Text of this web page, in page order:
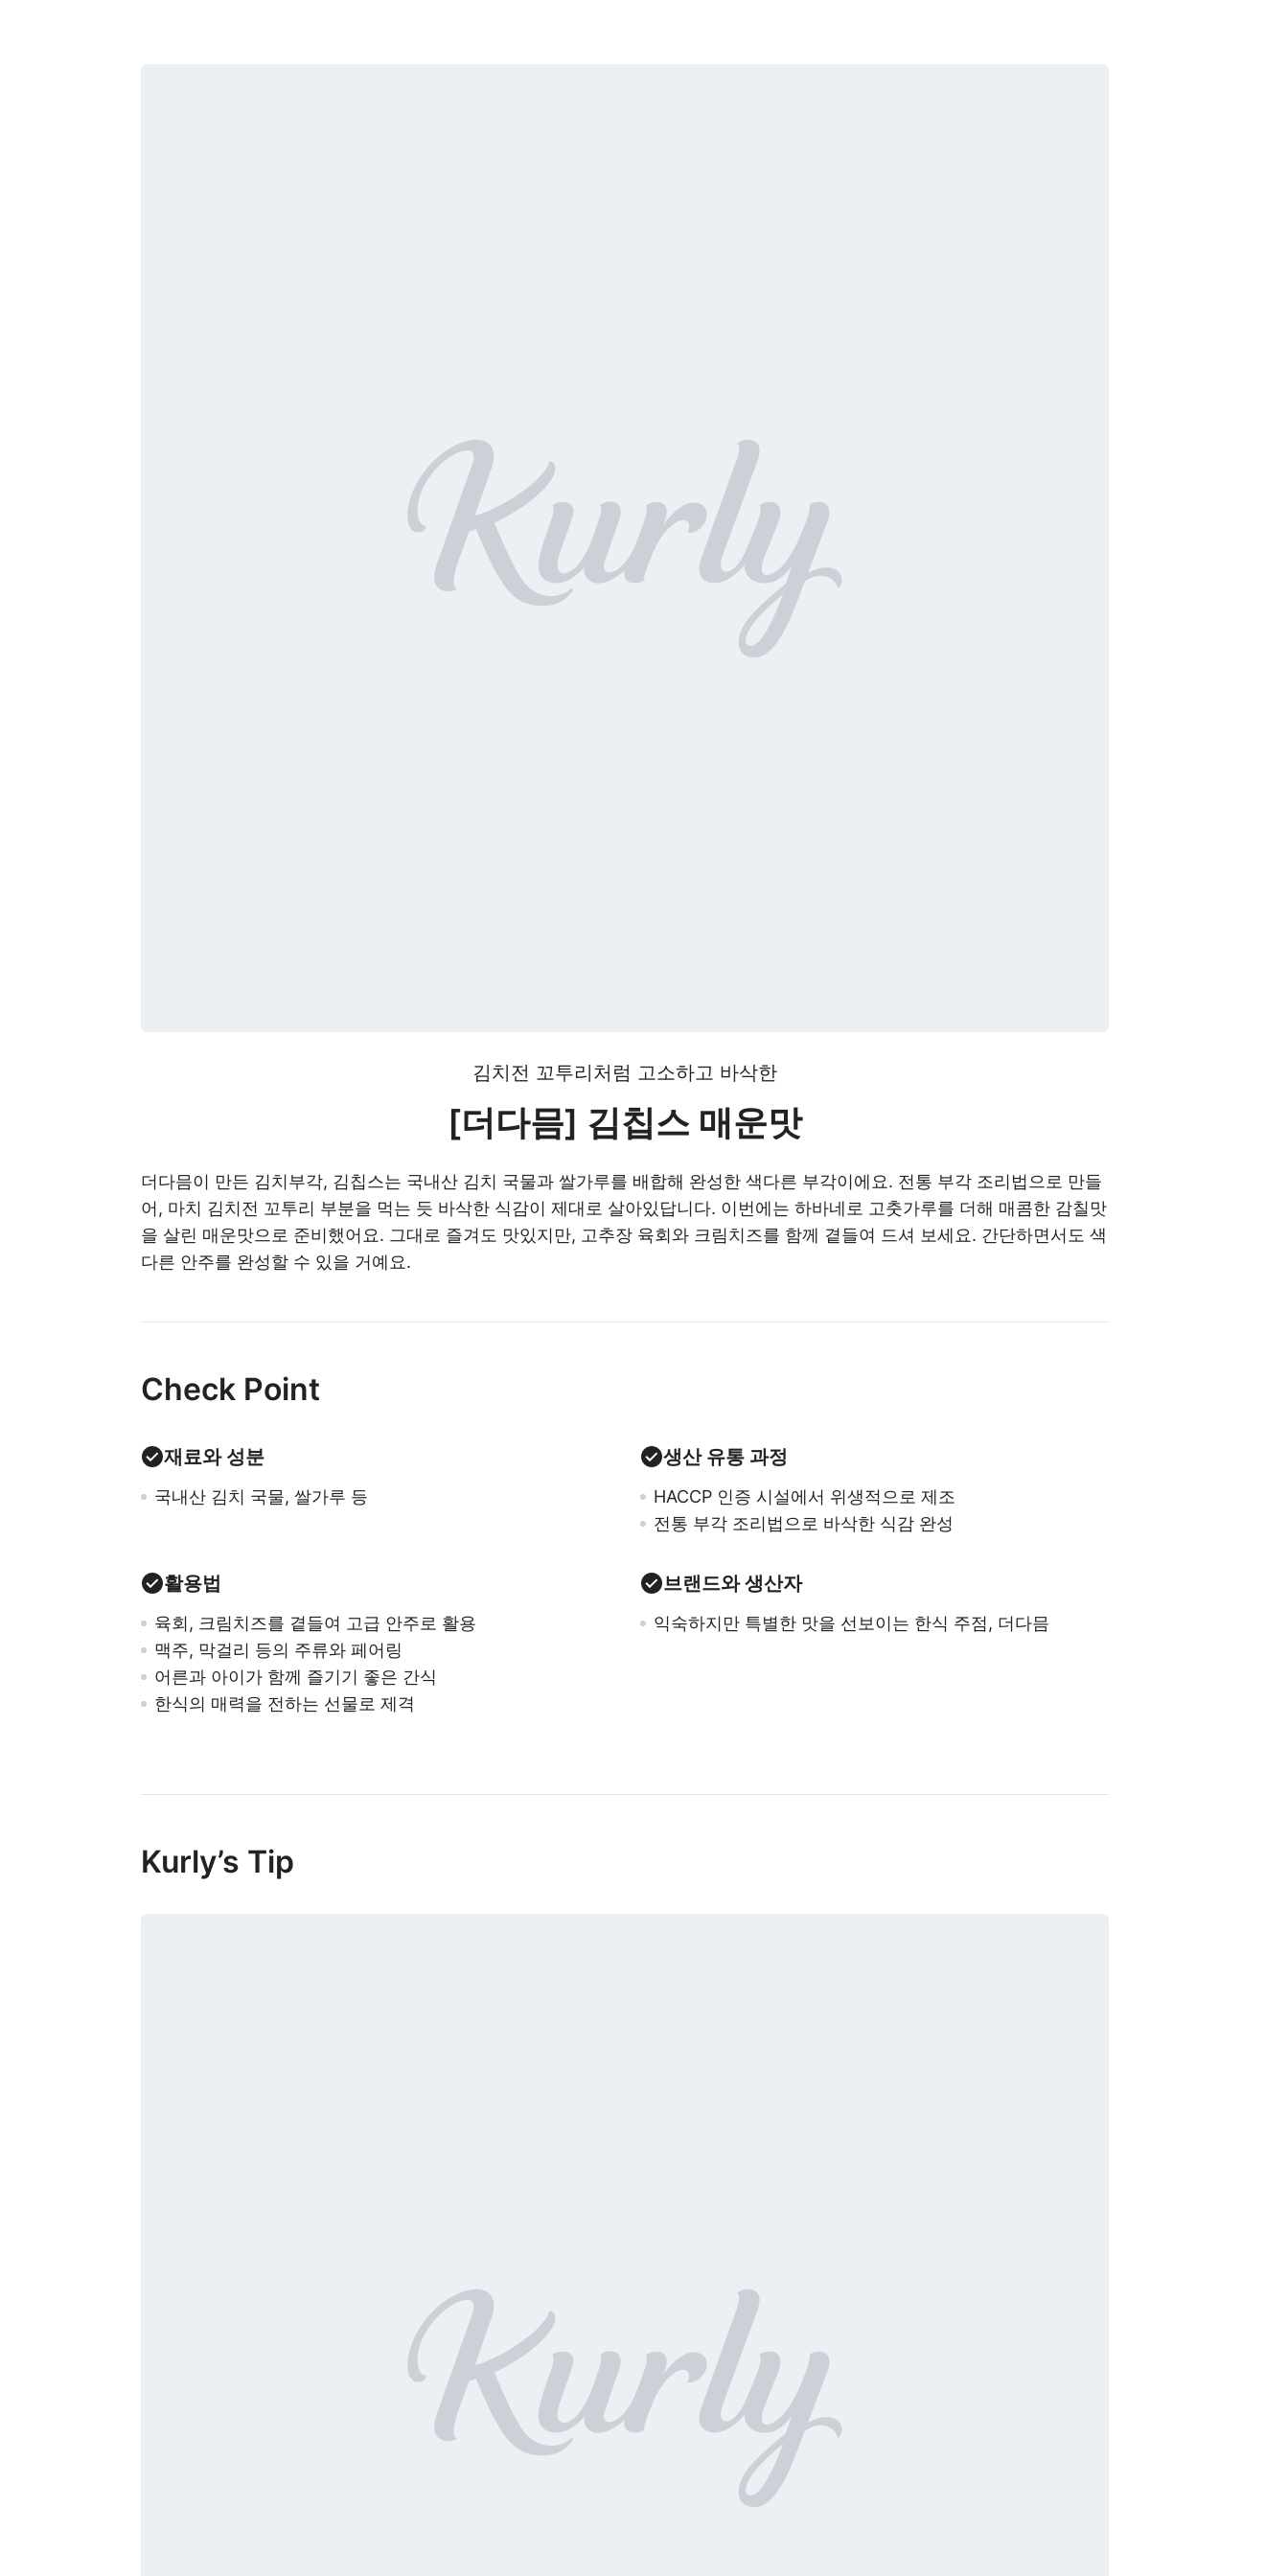
김치전 꼬투리처럼 고소하고 바삭한
[더다믐] 김칩스 매운맛
더다믐이 만든 김치부각, 김칩스는 국내산 김치 국물과 쌀가루를 배합해 완성한 색다른 부각이에요. 전통 부각 조리법으로 만들
어, 마치 김치전 꼬투리 부분을 먹는 듯 바삭한 식감이 제대로 살아있답니다. 이번에는 하바네로 고춧가루를 더해 매콤한 감칠맛
을 살린 매운맛으로 준비했어요. 그대로 즐겨도 맛있지만, 고추장 육회와 크림치즈를 함께 곁들여 드셔 보세요. 간단하면서도 색
다른 안주를 완성할 수 있을 거예요.
Check Point
재료와 성분
국내산 김치 국물, 쌀가루 등
생산 유통 과정
HACCP 인증 시설에서 위생적으로 제조
전통 부각 조리법으로 바삭한 식감 완성
활용법
육회, 크림치즈를 곁들여 고급 안주로 활용
맥주, 막걸리 등의 주류와 페어링
어른과 아이가 함께 즐기기 좋은 간식
한식의 매력을 전하는 선물로 제격
브랜드와 생산자
익숙하지만 특별한 맛을 선보이는 한식 주점, 더다믐
Kurly’s Tip